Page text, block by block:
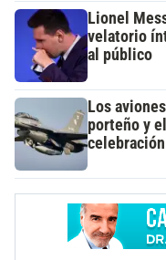
Lionel
velatorio
al público
Los
porteño y